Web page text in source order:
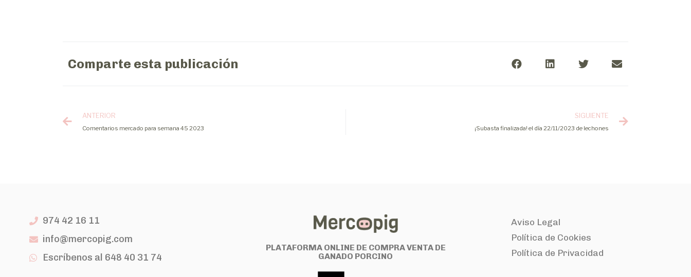
Comparte esta publicación
ANTERIOR
Comentarios mercado para semana 45 2023
SIGUIENTE
¡Subasta finalizada! el día 22/11/2023 de lechones
974 42 16 11
info@mercopig.com
Escríbenos al 648 40 31 74
PLATAFORMA ONLINE DE COMPRA VENTA DE
GANADO PORCINO
Aviso Legal
Política de Cookies
Política de Privacidad